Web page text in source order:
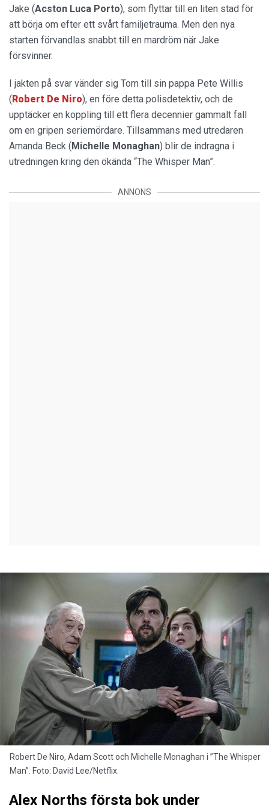
Jake (Acston Luca Porto), som flyttar till en liten stad för
att börja om efter ett svårt familjetrauma. Men den nya
starten förvandlas snabbt till en mardröm när Jake
försvinner.
I jakten på svar vänder sig Tom till sin pappa Pete Willis
(Robert De Niro), en före detta polisdetektiv, och de
upptäcker en koppling till ett flera decennier gammalt fall
om en gripen seriemördare. Tillsammans med utredaren
Amanda Beck (Michelle Monaghan) blir de indragna i
utredningen kring den ökända “The Whisper Man”.
ANNONS
Robert De Niro, Adam Scott och Michelle Monaghan i ”The Whisper
Man”. Foto: David Lee/Netflix.
Alex Norths första bok under